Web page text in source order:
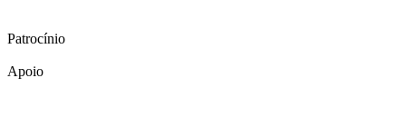
Patrocínio
Apoio